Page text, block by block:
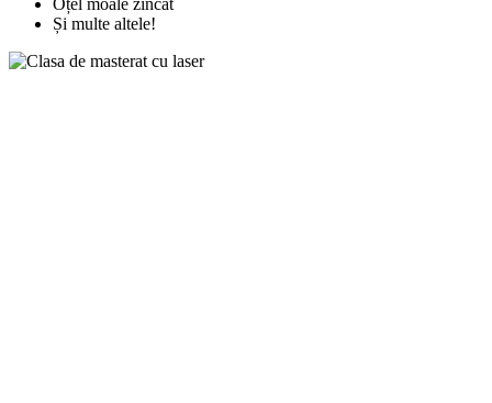
Oțel moale zincat
Și multe altele!